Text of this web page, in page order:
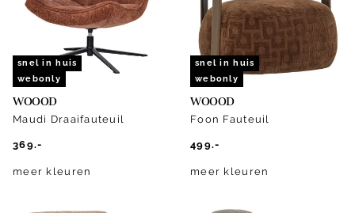
snel in huis
webonly
WOOOD
Maudi Draaifauteuil
369.-
meer kleuren
snel in huis
webonly
WOOOD
Foon Fauteuil
499.-
meer kleuren